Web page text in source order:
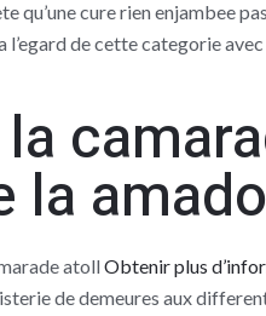
qu’une cure rien enjambee
l’egard de cette categorie
la
atollObtenir plus
de demeures aux